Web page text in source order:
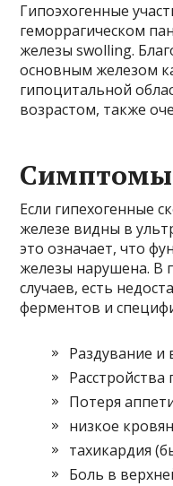
Гипоэхогенные
геморрагическом
железы swolling.
основным железом
гипоцитальной
возрастом, также
Симптомы
Если гипехогенные
железе видны в
это означает, что
железы нарушена. В
случаев, есть
ферментов и
Раздувание и
Расстройства
Потеря
низкое
тахикардия
Боль в